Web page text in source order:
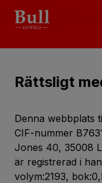
Rättsligt
Denna webbplats
CIF-nummer
Jones 40, 35008
är registrerad i
volym:2193,